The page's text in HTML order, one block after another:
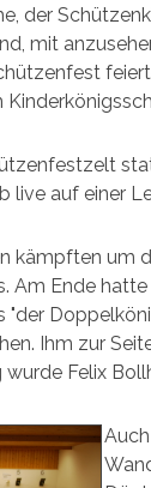
der
mit
live auf einer
kämpften um
Am Ende
"der
Ihm zur
wurde Felix